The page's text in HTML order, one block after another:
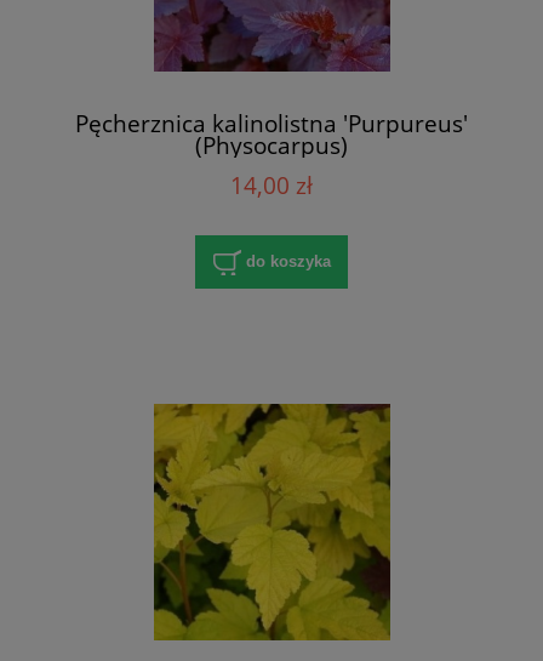
Pęcherznica kalinolistna 'Purpureus'
(Physocarpus)
14,00 zł
do koszyka